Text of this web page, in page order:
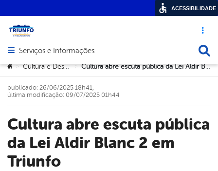
Acesso
Abrir menu principal de navegação
Serviços e Informações
Você está aqui:
> Cultura e Desportos > Cultura abre escuta pública da Lei Aldir Blanc 2 em Triunfo
Cultura abre escuta pública
da Lei Aldir Blanc 2 em
Triunfo
publicado: 26/06/2025 18h41,
última modificação: 09/07/2025 01h44
ACESSIBILIDADE